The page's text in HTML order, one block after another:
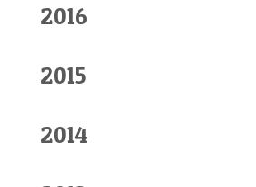
2016
2015
2014